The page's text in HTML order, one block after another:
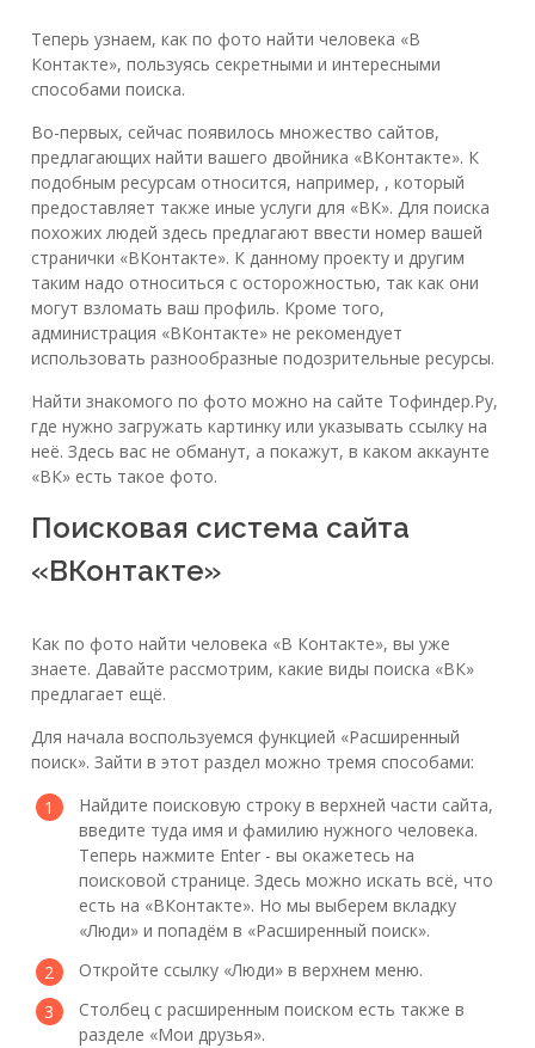
Теперь узнаем, как по фото найти человека «В
Контакте», пользуясь секретными и интересными
способами поиска.
Во-первых, сейчас появилось множество сайтов,
предлагающих найти вашего двойника «ВКонтакте». К
подобным ресурсам относится, например, , который
предоставляет также иные услуги для «ВК». Для поиска
похожих людей здесь предлагают ввести номер вашей
странички «ВКонтакте». К данному проекту и другим
таким надо относиться с осторожностью, так как они
могут взломать ваш профиль. Кроме того,
администрация «ВКонтакте» не рекомендует
использовать разнообразные подозрительные ресурсы.
Найти знакомого по фото можно на сайте Тофиндер.Ру,
где нужно загружать картинку или указывать ссылку на
неё. Здесь вас не обманут, а покажут, в каком аккаунте
«ВК» есть такое фото.
Поисковая система сайта
«ВКонтакте»
Как по фото найти человека «В Контакте», вы уже
знаете. Давайте рассмотрим, какие виды поиска «ВК»
предлагает ещё.
Для начала воспользуемся функцией «Расширенный
поиск». Зайти в этот раздел можно тремя способами:
Найдите поисковую строку в верхней части сайта,
введите туда имя и фамилию нужного человека.
Теперь нажмите Enter - вы окажетесь на
поисковой странице. Здесь можно искать всё, что
есть на «ВКонтакте». Но мы выберем вкладку
«Люди» и попадём в «Расширенный поиск».
Откройте ссылку «Люди» в верхнем меню.
Столбец с расширенным поиском есть также в
разделе «Мои друзья».